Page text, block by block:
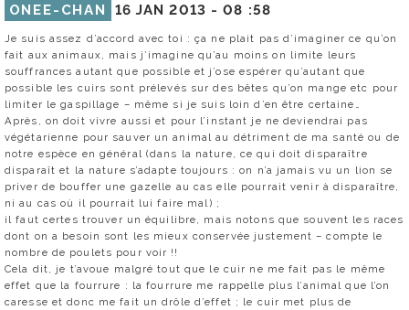
ONEE-CHAN 16 JAN 2013 -08 :58
Je suis assez d’accord avec toi : ça ne plait pas d’imaginer ce qu’on
fait aux animaux, mais j’imagine qu’au moins on limite leurs
souffrances autant que possible et j’ose espérer qu’autant que
possible les cuirs sont prélevés sur des bêtes qu’on mange etc pour
limiter le gaspillage – même si je suis loin d’en être certaine…
Après, on doit vivre aussi et pour l’instant je ne deviendrai pas
végétarienne pour sauver un animal au détriment de ma santé ou de
notre espèce en général (dans la nature, ce qui doit disparaître
disparaît et la nature s’adapte toujours : on n’a jamais vu un lion se
priver de bouffer une gazelle au cas elle pourrait venir à disparaître,
ni au cas où il pourrait lui faire mal) ;
il faut certes trouver un équilibre, mais notons que souvent les races
dont on a besoin sont les mieux conservée justement – compte le
nombre de poulets pour voir !!
Cela dit, je t’avoue malgré tout que le cuir ne me fait pas le même
effet que la fourrure : la fourrure me rappelle plus l’animal que l’on
caresse et donc me fait un drôle d’effet ; le cuir met plus de